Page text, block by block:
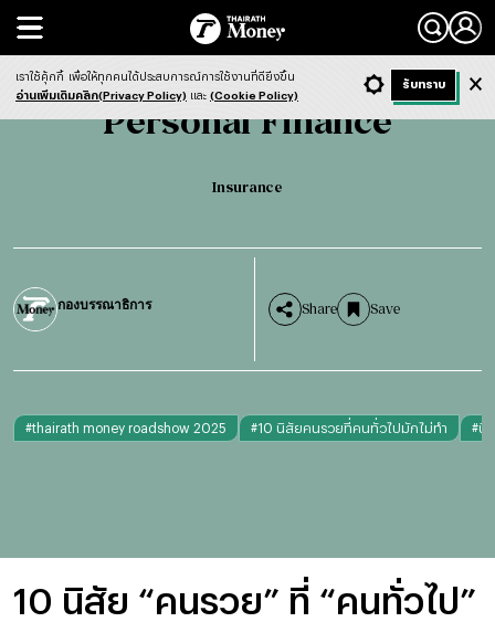
Search
Personal Finance Insurance
Personal Finance
Insurance
กองบรรณาธิการ Share Save
#thairath money roadshow 2025 #10 นิสัยคนรวยที่คนทั่วไปมักไม่ทำ #นิ
10 นิสัย “คนรวย” ที่ “คนทั่วไป”
- ก + ก Dark ฟังข่าว
เราใช้คุ้กกี้ เพื่อให้ทุกคนได้ประสบการณ์การใช้งานที่ดียิ่งขึ้น
อ่านเพิ่มเติมคลิก(Privacy Policy) และ (Cookie Policy)
รับทราบ